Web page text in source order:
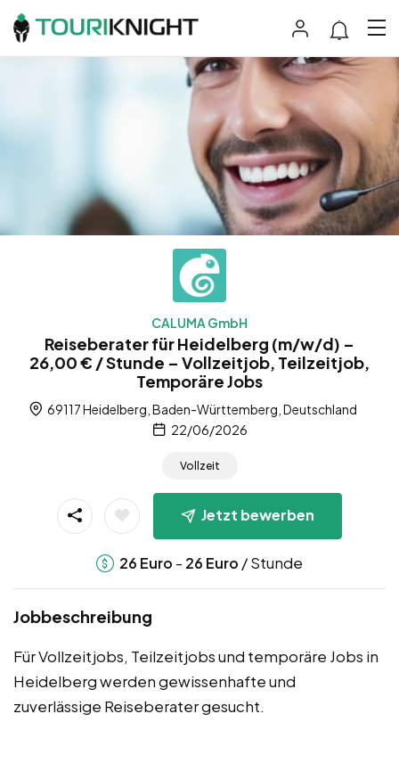
CALUMA GmbH
Reiseberater für Heidelberg (m/w/d) –
26,00 € / Stunde – Vollzeitjob, Teilzeitjob,
Temporäre Jobs
69117 Heidelberg, Baden-Württemberg, Deutschland
22/06/2026
Vollzeit
Jetzt bewerben
26 Euro - 26 Euro / Stunde
Jobbeschreibung
Für Vollzeitjobs, Teilzeitjobs und temporäre Jobs in
Heidelberg werden gewissenhafte und
zuverlässige Reiseberater gesucht.